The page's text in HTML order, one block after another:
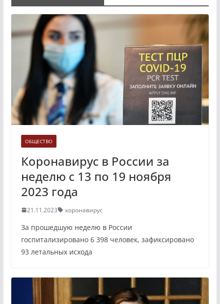
ОБЩЕСТВО
Коронавирус в России за
неделю с 13 по 19 ноября
2023 года
21.11.2023 коронавирус
За прошедшую неделю в России
госпитализировано 6 398 человек, зафиксировано
93 летальных исхода